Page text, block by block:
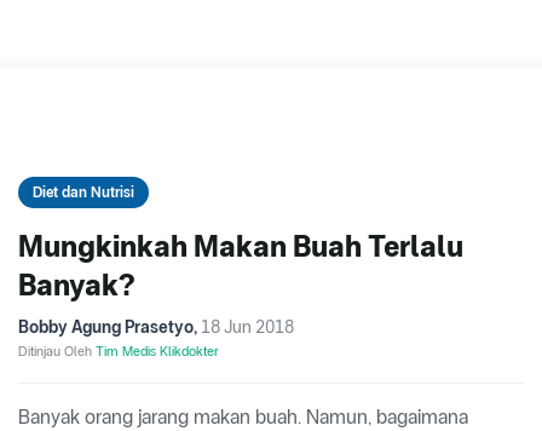
Diet dan Nutrisi
Mungkinkah Makan Buah Terlalu
Banyak?
Bobby Agung Prasetyo, 18 Jun 2018
Ditinjau Oleh Tim Medis Klikdokter
Banyak orang jarang makan buah. Namun, bagaimana